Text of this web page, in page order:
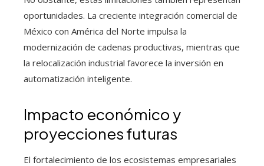
oportunidades. La creciente integración comercial de
México con América del Norte impulsa la
modernización de cadenas productivas, mientras que
la relocalización industrial favorece la inversión en
automatización inteligente.
Impacto económico y
proyecciones futuras
El fortalecimiento de los ecosistemas empresariales